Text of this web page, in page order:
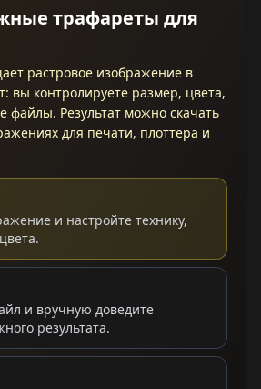
трафареты для
растровое изображение в
вы контролируете размер, цвета,
файлы. Результат можно скачать
для печати, плоттера и
и настройте технику,
и вручную доведите
результата.